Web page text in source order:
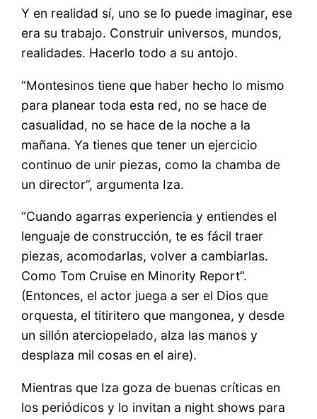
Y en realidad sí, uno se lo puede imaginar, ese
era su trabajo. Construir universos, mundos,
realidades. Hacerlo todo a su antojo.
“Montesinos tiene que haber hecho lo mismo
para planear toda esta red, no se hace de
casualidad, no se hace de la noche a la
mañana. Ya tienes que tener un ejercicio
continuo de unir piezas, como la chamba de
un director”, argumenta Iza.
“Cuando agarras experiencia y entiendes el
lenguaje de construcción, te es fácil traer
piezas, acomodarlas, volver a cambiarlas.
Como Tom Cruise en Minority Report”.
(Entonces, el actor juega a ser el Dios que
orquesta, el titiritero que mangonea, y desde
un sillón aterciopelado, alza las manos y
desplaza mil cosas en el aire).
Mientras que Iza goza de buenas críticas en
los periódicos y lo invitan a night shows para